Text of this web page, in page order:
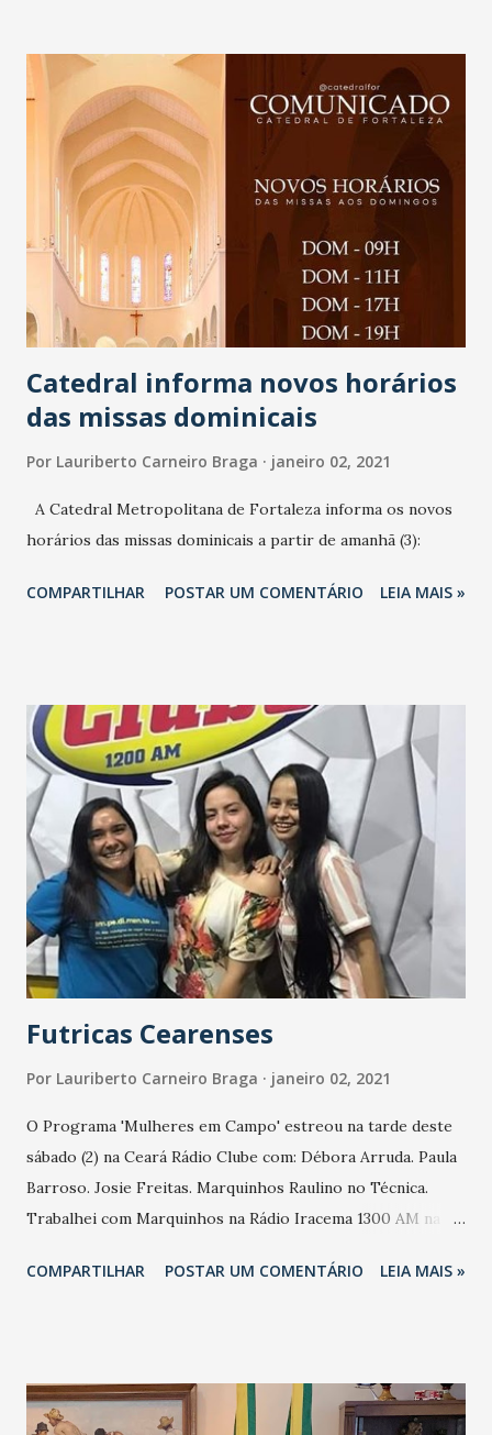
investigação e 56.356 doentes ativos neste sábado (2). O
paciente José Alves de Almeida (foto André Pinheiro) surgiu
no hall do Hospital cantarolando e emocionou os filhos
Wilame Almeida e Alex Almeida que foram ao HELV buscar o
pai para casa. A emoção e a alegria tomaram conta de
todos. - Não temos palavras para agradecer. Receber nosso
pai curado da Covid-19 no primeiro dia do ano é o maior
presente de todos. Foi um momento ruim mas, passou.
Agora, teremos cuidado redobrado lá em casa, t...
Catedral informa novos horários
das missas dominicais
Por Lauriberto Carneiro Braga janeiro 02, 2021
A Catedral Metropolitana de Fortaleza informa os novos
horários das missas dominicais a partir de amanhã (3):
COMPARTILHAR POSTAR UM COMENTÁRIO LEIA MAIS »
Futricas Cearenses
Por Lauriberto Carneiro Braga janeiro 02, 2021
O Programa 'Mulheres em Campo' estreou na tarde deste
sábado (2) na Ceará Rádio Clube com: Débora Arruda. Paula
Barroso. Josie Freitas. Marquinhos Raulino no Técnica.
Trabalhei com Marquinhos na Rádio Iracema 1300 AM na
'Quebrando a Bola' com apresentação nossa, Paulo Rogério,
comentando Ceará, Fortaleza e Floresta. Teve participação
COMPARTILHAR POSTAR UM COMENTÁRIO LEIA MAIS »